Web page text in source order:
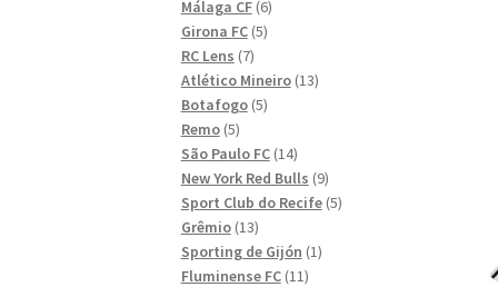
Málaga CF 66
produkter
Girona FC 55
RC Lens 77
produkter
Atlético Mineiro 1313
Botafogo 55
Remo 55
produkter
São Paulo FC 1414
produkter
New York Red Bulls 99
produkter
Sport Club do Recife 55
Grêmio 1313
produkter
Sporting de Gijón 11
Fluminense FC 1111